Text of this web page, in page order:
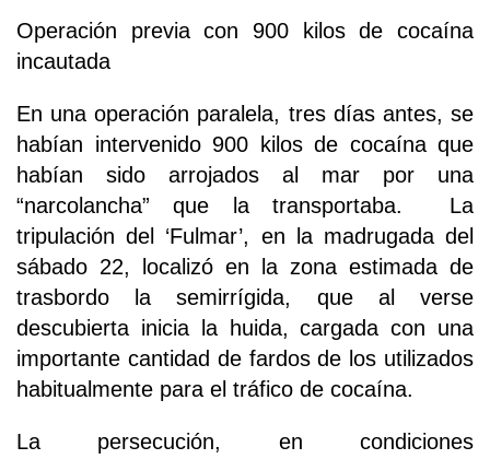
Operación previa con 900 kilos de cocaína
incautada
En una operación paralela, tres días antes, se
habían intervenido 900 kilos de cocaína que
habían sido arrojados al mar por una
“narcolancha” que la transportaba. La
tripulación del ‘Fulmar’, en la madrugada del
sábado 22, localizó en la zona estimada de
trasbordo la semirrígida, que al verse
descubierta inicia la huida, cargada con una
importante cantidad de fardos de los utilizados
habitualmente para el tráfico de cocaína.
La persecución, en condiciones